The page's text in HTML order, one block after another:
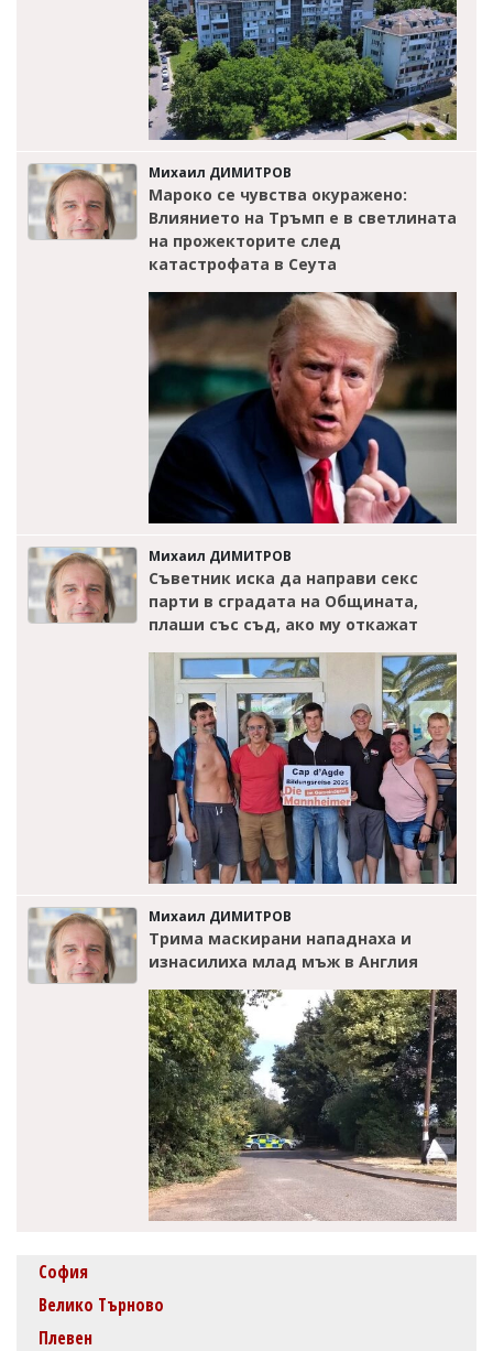
Михаил ДИМИТРОВ
Мароко се чувства окуражено:
Влиянието на Тръмп е в светлината
на прожекторите след
катастрофата в Сеута
Михаил ДИМИТРОВ
Съветник иска да направи секс
парти в сградата на Общината,
плаши със съд, ако му откажат
Михаил ДИМИТРОВ
Трима маскирани нападнаха и
изнасилиха млад мъж в Англия
София
Велико Търново
Плевен